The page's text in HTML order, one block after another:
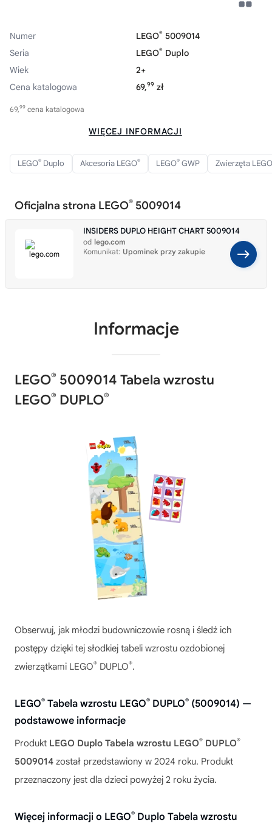
Numer LEGO® 5009014
Seria
LEGO® Duplo
Wiek
2+
Cena katalogowa
69,99 zł
69,99 cena katalogowa
WIĘCEJ INFORMACJI
LEGO® Duplo Akcesoria LEGO® LEGO® GWP Zwierzęta LEGO
Oficjalna strona LEGO® 5009014
INSIDERS DUPLO HEIGHT CHART 5009014
od lego.com
Komunikat: Upominek przy zakupie
Informacje
LEGO® 5009014 Tabela wzrostu
LEGO® DUPLO®
Obserwuj, jak młodzi budowniczowie rosną i śledź ich
postępy dzięki tej słodkiej tabeli wzrostu ozdobionej
zwierzątkami LEGO® DUPLO®.
LEGO® Tabela wzrostu LEGO® DUPLO® (5009014) —
podstawowe informacje
Produkt LEGO Duplo Tabela wzrostu LEGO® DUPLO®
5009014 został przedstawiony w 2024 roku. Produkt
przeznaczony jest dla dzieci powyżej 2 roku życia.
Więcej informacji o LEGO® Duplo Tabela wzrostu